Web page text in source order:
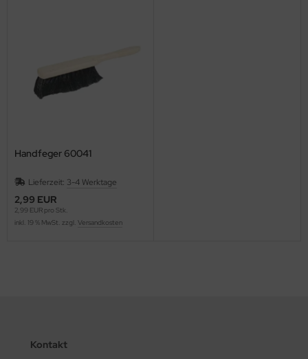
Handfeger 60041
Lieferzeit: 3-4 Werktage
2,99 EUR
2,99 EUR pro Stk.
inkl. 19 % MwSt. zzgl. Versandkosten
Kontakt